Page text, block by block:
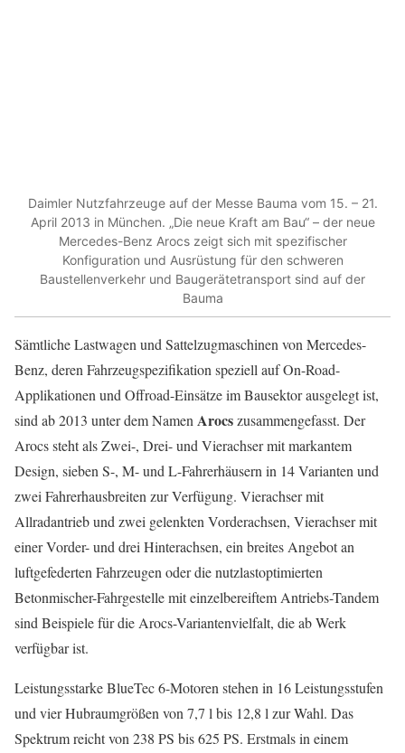
Daimler Nutzfahrzeuge auf der Messe Bauma vom 15. – 21.
April 2013 in München. „Die neue Kraft am Bau“ – der neue
Mercedes-Benz Arocs zeigt sich mit spezifischer
Konfiguration und Ausrüstung für den schweren
Baustellenverkehr und Baugerätetransport sind auf der
Bauma
Sämtliche Lastwagen und Sattelzugmaschinen von Mercedes-
Benz, deren Fahrzeugspezifikation speziell auf On-Road-
Applikationen und Offroad-Einsätze im Bausektor ausgelegt ist,
sind ab 2013 unter dem NamenArocszusammengefasst. Der
Arocs steht als Zwei-, Drei- und Vierachser mit markantem
Design, sieben S-, M- und L-Fahrerhäusern in 14 Varianten und
zwei Fahrerhausbreiten zur Verfügung. Vierachser mit
Allradantrieb und zwei gelenkten Vorderachsen, Vierachser mit
einer Vorder- und drei Hinterachsen, ein breites Angebot an
luftgefederten Fahrzeugen oder die nutzlastoptimierten
Betonmischer-Fahrgestelle mit einzelbereiftem Antriebs-Tandem
sind Beispiele für die Arocs-Variantenvielfalt, die ab Werk
verfügbar ist.
Leistungsstarke BlueTec 6-Motoren stehen in 16 Leistungsstufen
und vier Hubraumgrößen von 7,7 l bis 12,8 l zur Wahl. Das
Spektrum reicht von 238 PS bis 625 PS. Erstmals in einem